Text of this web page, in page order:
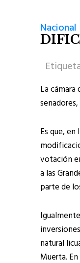
Nacional
La cámara
Es que,
votación
a las
parte de
natural
Muerta.